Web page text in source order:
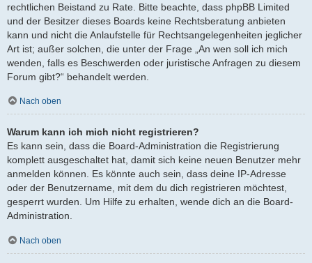
rechtlichen Beistand zu Rate. Bitte beachte, dass phpBB Limited
und der Besitzer dieses Boards keine Rechtsberatung anbieten
kann und nicht die Anlaufstelle für Rechtsangelegenheiten jeglicher
Art ist; außer solchen, die unter der Frage „An wen soll ich mich
wenden, falls es Beschwerden oder juristische Anfragen zu diesem
Forum gibt?“ behandelt werden.
Nach oben
Warum kann ich mich nicht registrieren?
Es kann sein, dass die Board-Administration die Registrierung
komplett ausgeschaltet hat, damit sich keine neuen Benutzer mehr
anmelden können. Es könnte auch sein, dass deine IP-Adresse
oder der Benutzername, mit dem du dich registrieren möchtest,
gesperrt wurden. Um Hilfe zu erhalten, wende dich an die Board-
Administration.
Nach oben